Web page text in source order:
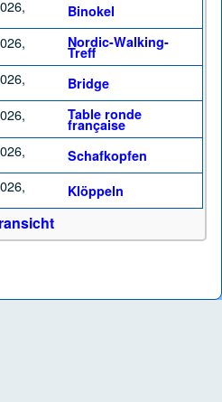
Binokel
Nordic-Walking-
Treff
Bridge
Table ronde
française
Schafkopfen
Klöppeln